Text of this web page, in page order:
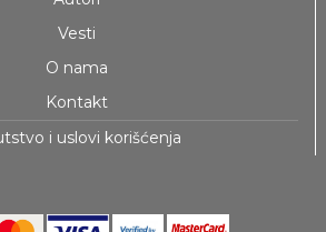
Vesti
O nama
Kontakt
i uslovi korišćenja